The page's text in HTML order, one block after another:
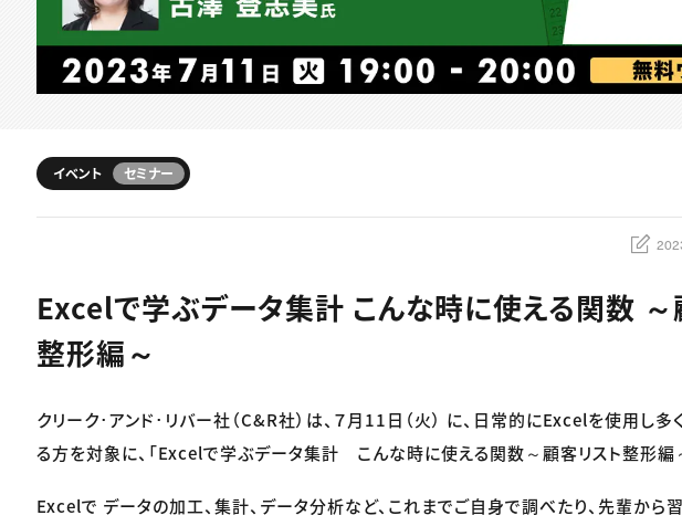
イベント セミナー
Excelで学ぶデータ集計 こんな時に使える関数 ～
整形編～
クリーク･アンド･リバー社（C&R社）は、７月11日（火） に、日常的にExcelを使用し多
る方を対象に、「Excelで学ぶデータ集計 こんな時に使える関数～顧客リスト整形編
Excelで データの加工、集計、データ分析など、これまでご自身で調べたり、先輩から